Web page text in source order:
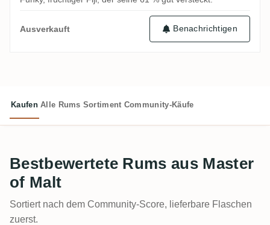
Ausverkauft Benachrichtigen
Kaufen Alle Rums Sortiment Community-Käufe
Bestbewertete Rums aus Master
of Malt
Sortiert nach dem Community-Score, lieferbare Flaschen
zuerst.